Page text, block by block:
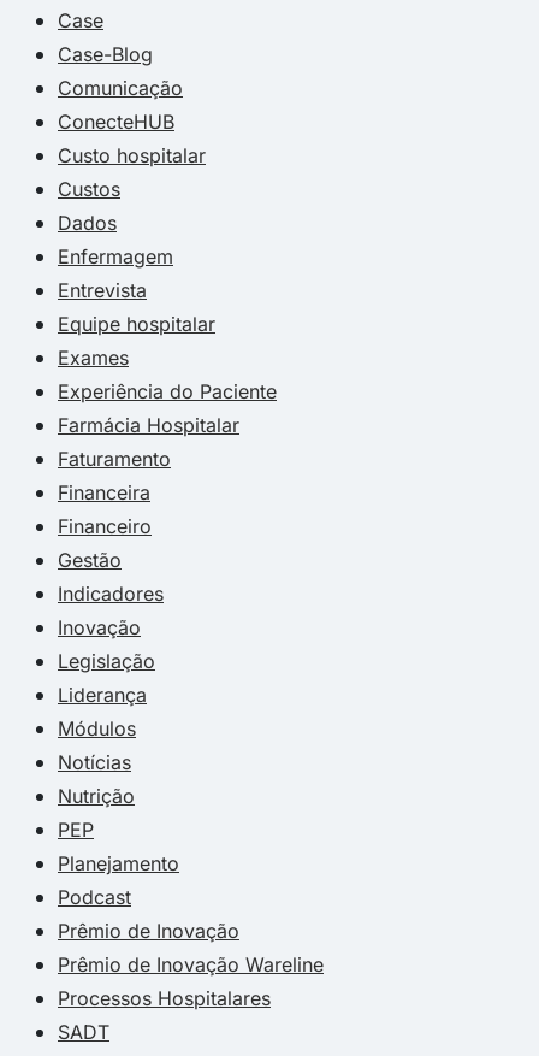
Case
Case-Blog
Comunicação
ConecteHUB
Custo hospitalar
Custos
Dados
Enfermagem
Entrevista
Equipe hospitalar
Exames
Experiência do Paciente
Farmácia Hospitalar
Faturamento
Financeira
Financeiro
Gestão
Indicadores
Inovação
Legislação
Liderança
Módulos
Notícias
Nutrição
PEP
Planejamento
Podcast
Prêmio de Inovação
Prêmio de Inovação Wareline
Processos Hospitalares
SADT